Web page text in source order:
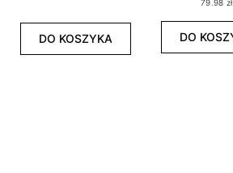
DO KOSZYKA
79.98 zł
DO